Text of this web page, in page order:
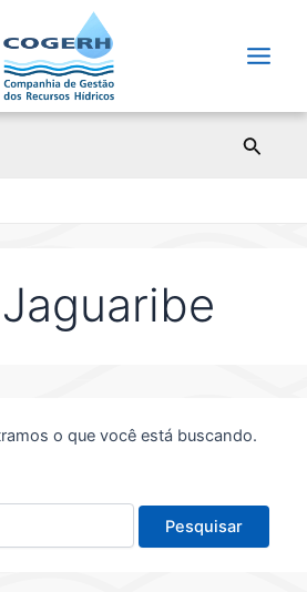
o que você está buscando.